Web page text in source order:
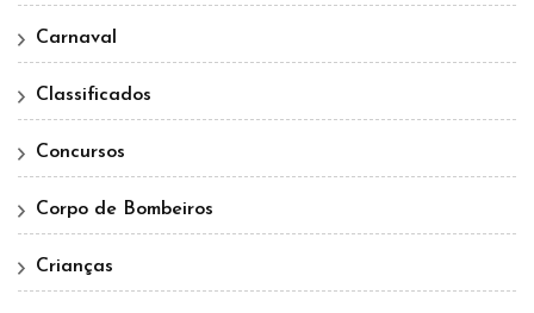
Carnaval
Classificados
Concursos
Corpo de Bombeiros
Crianças